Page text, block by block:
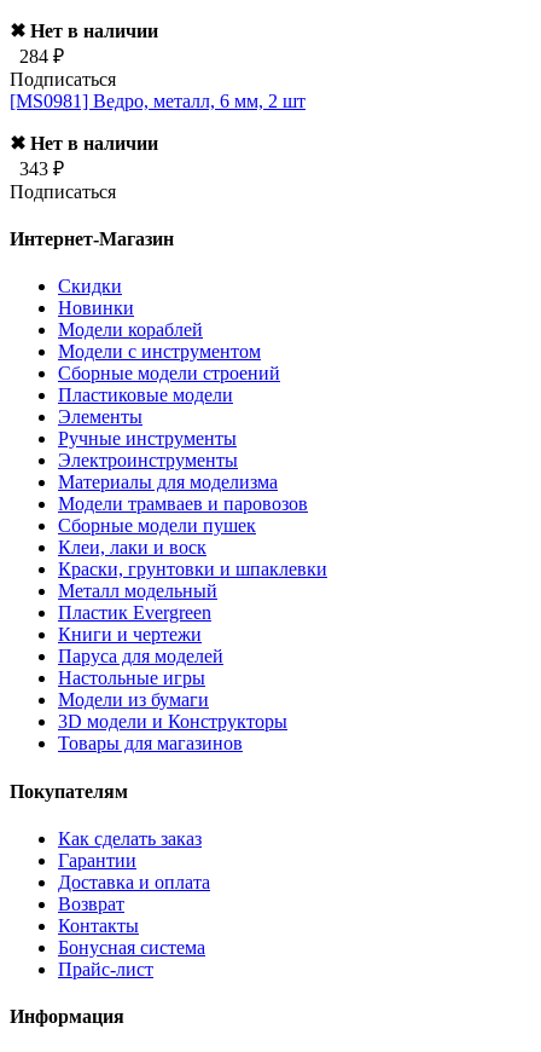
✖ Нет в наличии
284 ₽
Подписаться
[MS0981] Ведро, металл, 6 мм, 2 шт
✖ Нет в наличии
343 ₽
Подписаться
Интернет-Магазин
Скидки
Новинки
Модели кораблей
Модели с инструментом
Сборные модели строений
Пластиковые модели
Элементы
Ручные инструменты
Электроинструменты
Материалы для моделизма
Модели трамваев и паровозов
Сборные модели пушек
Клеи, лаки и воск
Краски, грунтовки и шпаклевки
Металл модельный
Пластик Evergreen
Книги и чертежи
Паруса для моделей
Настольные игры
Модели из бумаги
3D модели и Конструкторы
Товары для магазинов
Покупателям
Как сделать заказ
Гарантии
Доставка и оплата
Возврат
Контакты
Бонусная система
Прайс-лист
Информация